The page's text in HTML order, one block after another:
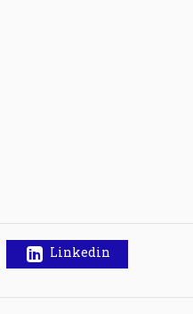
Linkedin